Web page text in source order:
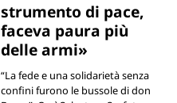
strumento di pace,
faceva paura più
delle armi»
“La fede e una solidarietà senza
confini furono le bussole di don